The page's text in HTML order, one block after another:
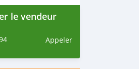
le vendeur
Appeler